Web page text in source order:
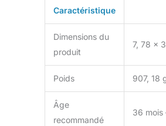
Caractéristique
Dimensions du
produit
7, 78 x
Poids 907, 18
Âge
recommandé
36 mois